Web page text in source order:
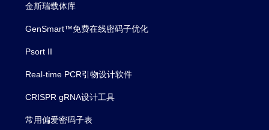
金斯瑞载体库
GenSmart™免费在线密码子优化
Psort II
Real-time PCR引物设计软件
CRISPR gRNA设计工具
常用偏爱密码子表